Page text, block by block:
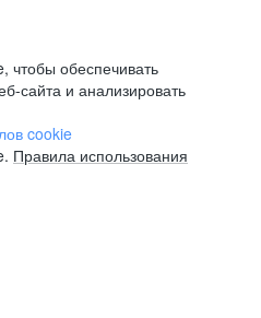
обеспечивать
сайта и анализировать
cookie
Правила использования